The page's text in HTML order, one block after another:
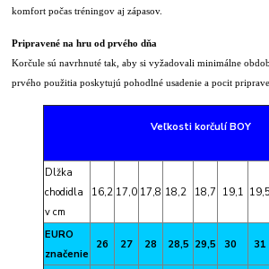
komfort počas tréningov aj zápasov.
Pripravené na hru od prvého dňa
Korčule sú navrhnuté tak, aby si vyžadovali minimálne
prvého použitia poskytujú pohodlné usadenie a pocit
Veľkosti korčulí BOY
Dlžka
chodidla
v cm
16,2 17,0 17,8 18,2 18,7 19,1 19,5
EURO
značenie
26 27 28 28,5 29,5 30 31